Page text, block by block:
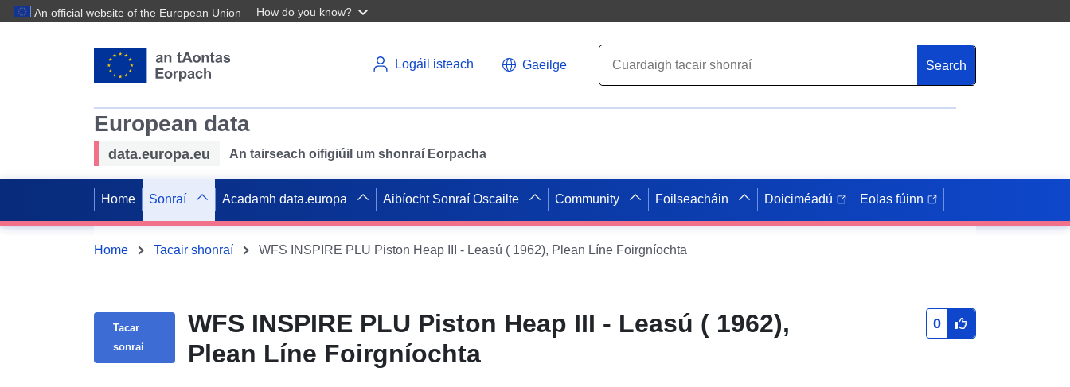
An official website of the European Union How do you know?
Logáil isteach Gaeilge Search
European data
data.europa.eu An tairseach oifigiúil um shonraí Eorpacha
Home Sonraí Acadamh data.europa Aibíocht Sonraí Oscailte Community Foilseacháin Doiciméadú Eolas fúinn
Home Tacair shonraí WFS INSPIRE PLU Piston Heap III - Leasú ( 1962), Plean Líne Foirgníochta
Tacar
sonraí
WFS INSPIRE PLU Piston Heap III - Leasú ( 1962),
Plean Líne Foirgníochta
0